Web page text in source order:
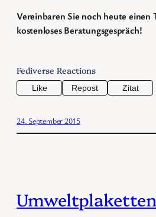
Vereinbaren Sie noch heute einen
kostenloses Beratungsgespräch!
Fediverse Reactions
Like Repost Zitat
24. September 2015
Umweltplaketten